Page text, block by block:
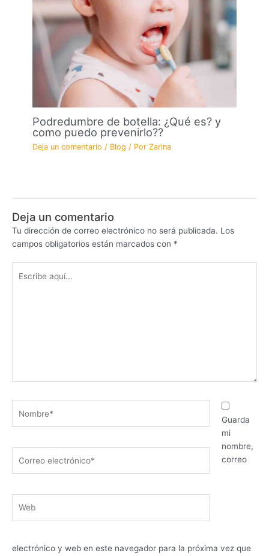
Podredumbre de botella: ¿Qué es? y
como puedo prevenirlo??
Deja un comentario / Blog / PorZarina
Deja un comentario
Tu dirección de correo electrónico no será publicada. Los
campos obligatorios están marcados con *
aquí...
electrónico*
Guarda
mi
nombre,
correo
electrónico y web en este navegador para la próxima vez que